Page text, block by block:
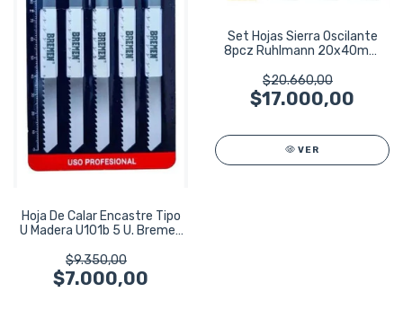
Hoja De Calar Encastre Tipo
U Madera U101b 5 U. Bremen
$9.350,00
$7.000,00
Set Hojas Sierra Oscilante
8pcz Ruhlmann 20x40mm
$20.660,00
$17.000,00
VER